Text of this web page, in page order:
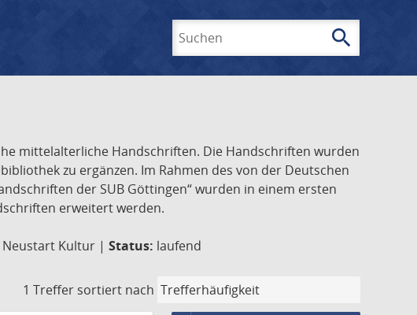
search
mittelalterliche Handschriften. Die Handschriften wurden
zu ergänzen. Im Rahmen des von der Deutschen
der SUB Göttingen“ wurden in einem ersten
erweitert werden.
Kultur | Status: laufend
1 Treffer sortiert nach